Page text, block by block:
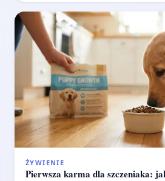
ŻYWIENIE
Pierwsza karma dla szczeniaka: